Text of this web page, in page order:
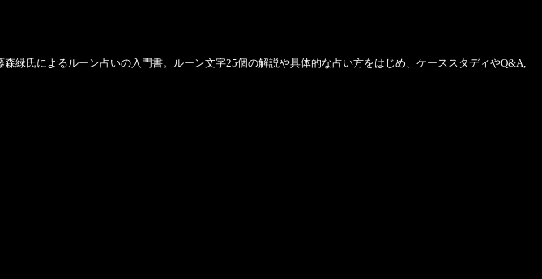
緑氏によるルーン占いの入門書。ルーン文字25個の解説や具体的な占い方をはじめ、ケーススタディやQ&A;